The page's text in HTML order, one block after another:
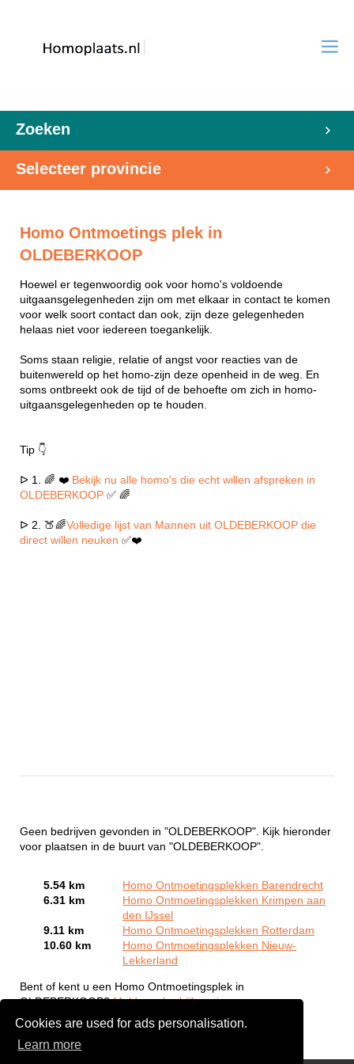
Cookies are used for ads personalisation.
Learn more
Zoeken
Selecteer provincie
Homo Ontmoetings plek in
OLDEBERKOOP
Hoewel er tegenwoordig ook voor homo's voldoende
uitgaansgelegenheden zijn om met elkaar in contact te komen
voor welk soort contact dan ook, zijn deze gelegenheden
helaas niet voor iedereen toegankelijk.
Soms staan religie, relatie of angst voor reacties van de
buitenwereld op het homo-zijn deze openheid in de weg. En
soms ontbreekt ook de tijd of de behoefte om zich in homo-
uitgaansgelegenheden op te houden.
Tip 👇
ᐅ 1. 🌈 ❤️ Bekijk nu alle homo's die echt willen afspreken in
OLDEBERKOOP ✅ 🌈
ᐅ 2. 🍑🌈Volledige lijst van Mannen uit OLDEBERKOOP die
direct willen neuken ✅❤️
Geen bedrijven gevonden in "OLDEBERKOOP". Kijk hieronder
voor plaatsen in de buurt van "OLDEBERKOOP".
5.54 km
Homo Ontmoetingsplekken Barendrecht
6.31 km
Homo Ontmoetingsplekken Krimpen aan
den IJssel
9.11 km
Homo Ontmoetingsplekken Rotterdam
10.60 km
Homo Ontmoetingsplekken Nieuw-
Lekkerland
Bent of kent u een Homo Ontmoetingsplek in
OLDEBERKOOP?Meld een bedrijf gratis aan